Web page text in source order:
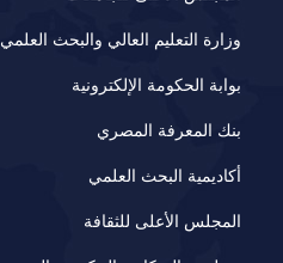
وزارة التعليم العالي والبحث العلمي
بوابة الحكومة الإلكترونية
بنك المعرفة المصري
أكاديمية البحث العلمي
المجلس الأعلى للثقافة